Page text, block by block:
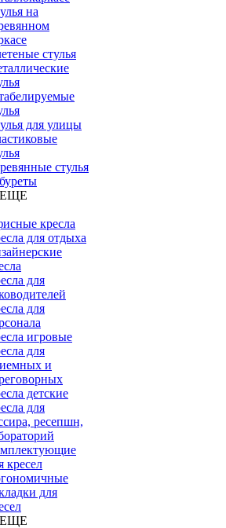
на
стулья
для улицы
стулья
кресла
для отдыха
для
для
игровые
для
и
детские
для
ресепшн,
кресел
для